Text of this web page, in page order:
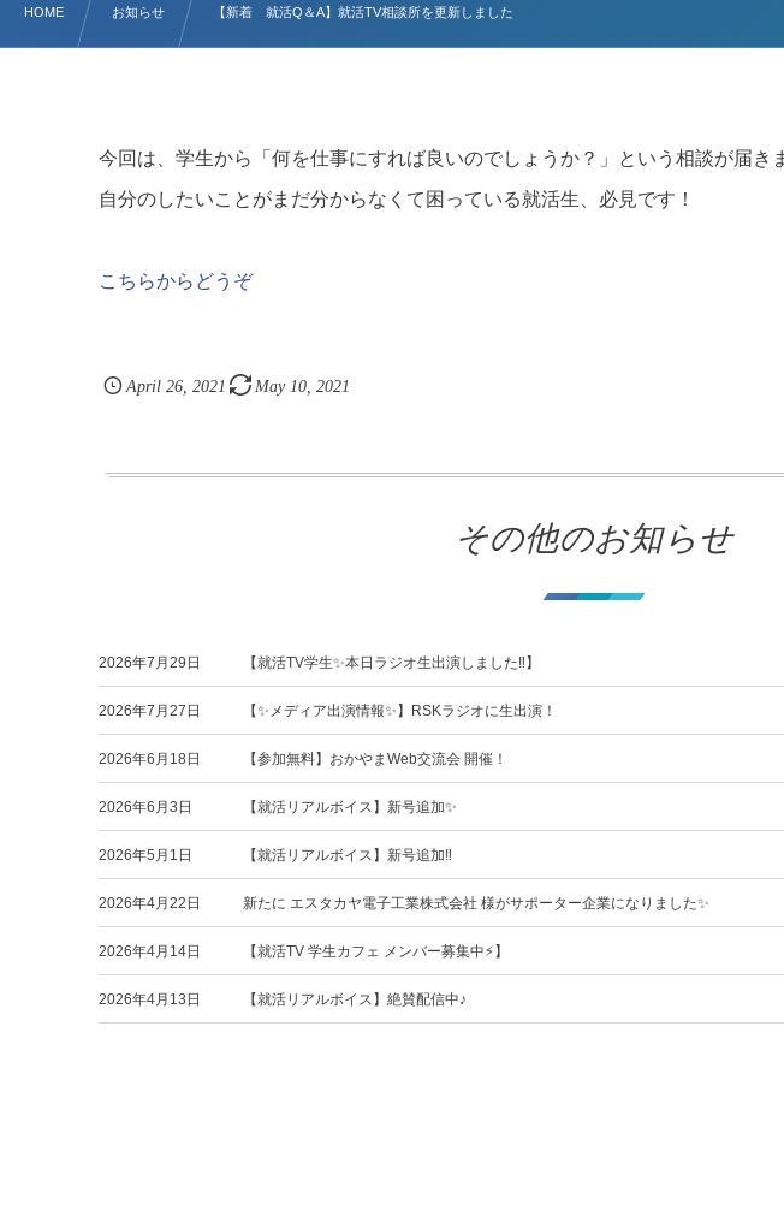
HOME お知らせ 【新着 就活Q＆A】就活TV相談所を更新しました
今回は、学生から「何を仕事にすれば良いのでしょうか？」という相談が届き
自分のしたいことがまだ分からなくて困っている就活生、必見です！
こちらからどうぞ
April 26,2021 May 10, 2021
その他のお知らせ
2026年7月29日 【就活TV学生✨本日ラジオ生出演しました‼️】
2026年7月27日 【✨メディア出演情報✨】RSKラジオに生出演！
2026年6月18日 【参加無料】おかやまWeb交流会 開催！
2026年6月3日 【就活リアルボイス】新号追加✨
2026年5月1日 【就活リアルボイス】新号追加‼️
2026年4月22日 新たに エスタカヤ電子工業株式会社 様がサポーター企業になりました✨
2026年4月14日 【就活TV 学生カフェ メンバー募集中⚡️】
2026年4月13日 【就活リアルボイス】絶賛配信中♪